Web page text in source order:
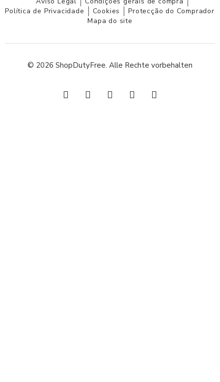
Política de Privacidade
Cookies
Protecção do Comprador
Mapa do site
© 2026 ShopDutyFree. Alle Rechte vorbehalten